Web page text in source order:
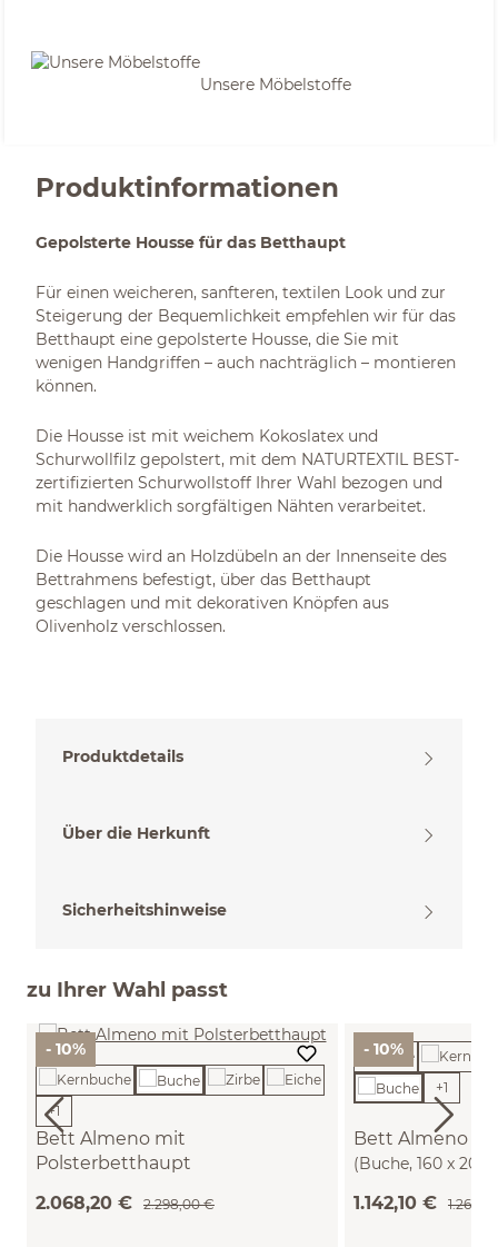
Unsere Möbelstoffe
Produktinformationen
Gepolsterte Housse für das Betthaupt
Für einen weicheren, sanfteren, textilen Look und zur
Steigerung der Bequemlichkeit empfehlen wir für das
Betthaupt eine gepolsterte Housse, die Sie mit
wenigen Handgriffen – auch nachträglich – montieren
können.
Die Housse ist mit weichem Kokoslatex und
Schurwollfilz gepolstert, mit dem NATURTEXTIL BEST-
zertifizierten Schurwollstoff Ihrer Wahl bezogen und
mit handwerklich sorgfältigen Nähten verarbeitet.
Die Housse wird an Holzdübeln an der Innenseite des
Bettrahmens befestigt, über das Betthaupt
geschlagen und mit dekorativen Knöpfen aus
Olivenholz verschlossen.
Produktdetails
Über die Herkunft
Sicherheitshinweise
zu Ihrer Wahl passt
- 10%
Bett Almeno mit
Polsterbetthaupt
200 cm)
+1
2.068,20 € 2.298,00 €
- 10%
Bett Almeno
(Buche, 160 x 200
+1
1.142,10 €